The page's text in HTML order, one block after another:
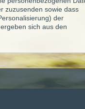
zuzusenden sowie dass
der
sich aus den